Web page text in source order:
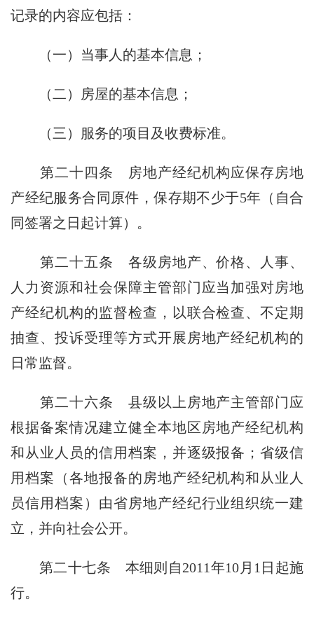
记录的内容应包括：
（一）当事人的基本信息；
（二）房屋的基本信息；
（三）服务的项目及收费标准。
第二十四条 房地产经纪机构应保存房地
产经纪服务合同原件，保存期不少于5年（自合
同签署之日起计算）。
第二十五条 各级房地产、价格、人事、
人力资源和社会保障主管部门应当加强对房地
产经纪机构的监督检查，以联合检查、不定期
抽查、投诉受理等方式开展房地产经纪机构的
日常监督。
第二十六条 县级以上房地产主管部门应
根据备案情况建立健全本地区房地产经纪机构
和从业人员的信用档案，并逐级报备；省级信
用档案（各地报备的房地产经纪机构和从业人
员信用档案）由省房地产经纪行业组织统一建
立，并向社会公开。
第二十七条 本细则自2011年10月1日起施
行。